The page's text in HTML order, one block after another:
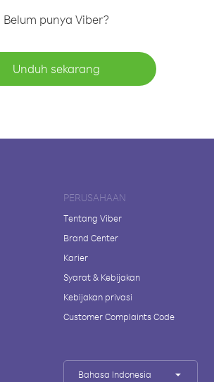
Belum punya Viber?
Unduh sekarang
PERUSAHAAN
Tentang Viber
Brand Center
Karier
Syarat & Kebijakan
Kebijakan privasi
Customer Complaints Code
Bahasa Indonesia